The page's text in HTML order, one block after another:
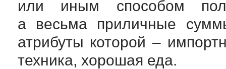
или иным способом
а весьма приличные
атрибуты которой –
техника, хорошая еда.